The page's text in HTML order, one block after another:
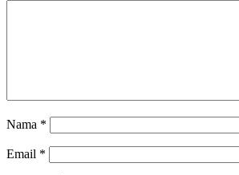
Nama *
Email *